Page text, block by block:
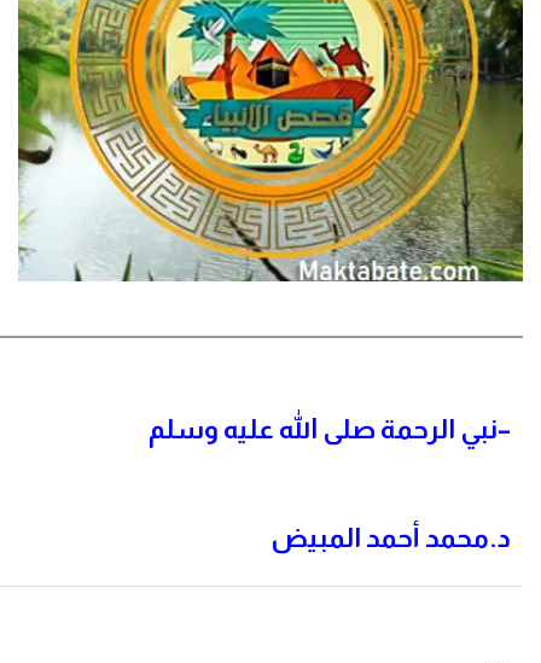
–نبي الرحمة صلى الله عليه وسلم
د.محمد أحمد المبيض